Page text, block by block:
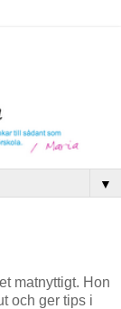
▼
matnyttigt. Hon
och ger tips i